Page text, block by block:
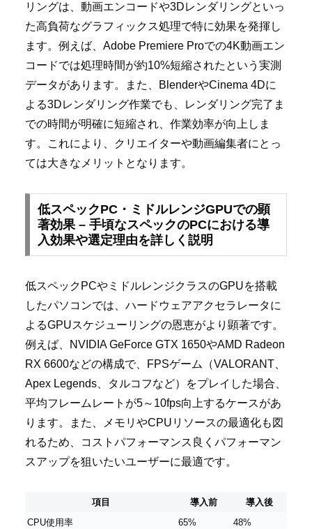
リングは、動画エンコードや3Dレンダリングといっ
た高負荷なグラフィックス処理で特に効果を発揮し
ます。例えば、Adobe Premiere Proでの4K動画エン
コードでは処理時間が約10%短縮されたという実測
データがあります。また、BlenderやCinema 4Dに
よる3Dレンダリング作業でも、レンダリング完了ま
での時間が明確に短縮され、作業効率が向上しま
す。これにより、クリエイターや動画編集者にとっ
ては大きなメリットとなります。
低スペックPC・ミドルレンジGPUでの顕
著効果 – 手頃なスペックのPCにおける導
入効果や選定理由を詳しく説明
低スペックPCやミドルレンジクラスのGPUを搭載
したパソコンでは、ハードウェアアクセラレータに
よるGPUスケジューリングの恩恵がより顕著です。
例えば、NVIDIA GeForce GTX 1650やAMD Radeon
RX 6600などの構成で、FPSゲーム（VALORANT、
Apex Legends、タルコフなど）をプレイした場合、
平均フレームレートが5～10fps向上するケースがあ
ります。また、メモリやCPUリソースの最適化も図
れるため、コストパフォーマンス良くパフォーマン
スアップを狙いたいユーザーに最適です。
項目 導入前
導入後
CPU使用率
65%
48%